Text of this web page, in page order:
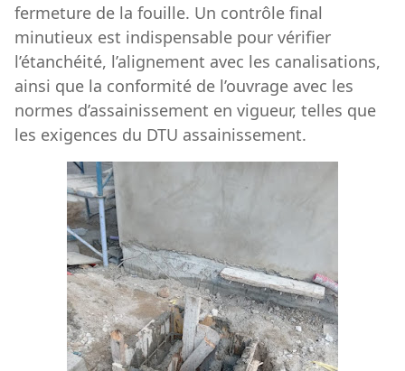
fermeture de la fouille. Un contrôle final
minutieux est indispensable pour vérifier
l’étanchéité, l’alignement avec les canalisations,
ainsi que la conformité de l’ouvrage avec les
normes d’assainissement en vigueur, telles que
les exigences du DTU assainissement.